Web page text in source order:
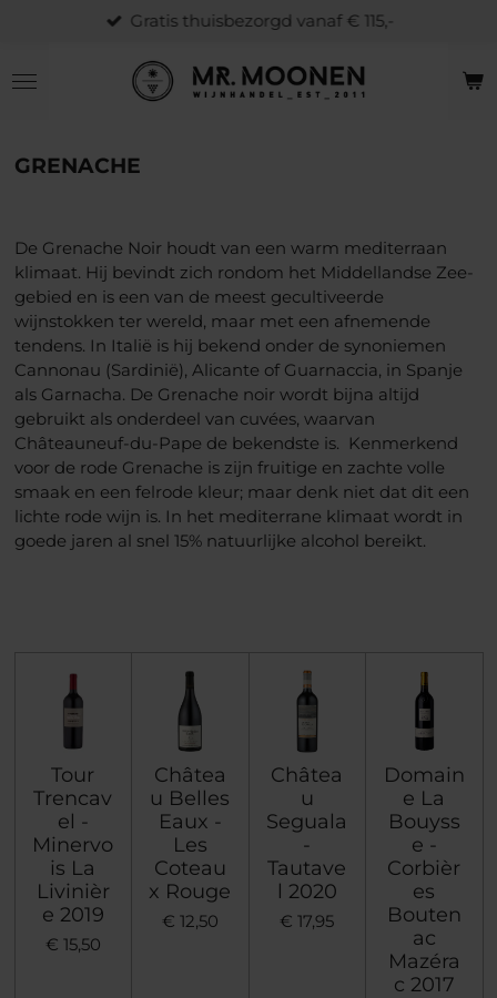
naar
de
Gratis thuisbezorgd vanaf € 115,-
GRENACHE
De Grenache Noir houdt van een warm mediterraan
klimaat. Hij bevindt zich rondom het Middellandse Zee-
gebied en is een van de meest gecultiveerde
wijnstokken ter wereld, maar met een afnemende
tendens. In Italië is hij bekend onder de synoniemen
Cannonau (Sardinië), Alicante of Guarnaccia, in Spanje
als Garnacha. De Grenache noir wordt bijna altijd
gebruikt als onderdeel van cuvées, waarvan
Châteauneuf-du-Pape de bekendste is. Kenmerkend
voor de rode Grenache is zijn fruitige en zachte volle
smaak en een felrode kleur; maar denk niet dat dit een
lichte rode wijn is. In het mediterrane klimaat wordt in
goede jaren al snel 15% natuurlijke alcohol bereikt.
Tour
Trencav
el -
Minervo
is La
Livinièr
e 2019
€ 15,50
Châtea
u Belles
Eaux -
Les
Coteau
x Rouge
€ 12,50
Châtea
u
Seguala
-
Tautave
l 2020
€ 17,95
Domain
e La
Bouyss
e -
Corbièr
es
Bouten
ac
Mazéra
c 2017